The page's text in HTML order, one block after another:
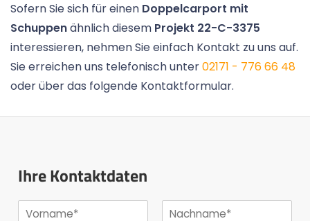
Sofern Sie sich für einen Doppelcarport mit
Schuppenähnlich diesem Projekt 22-C-3375
interessieren, nehmen Sie einfach Kontakt zu uns auf.
Sie erreichen uns telefonisch unter02171 - 776 66 48
oder über das folgende Kontaktformular.
Ihre Kontaktdaten